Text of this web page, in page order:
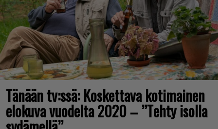
Tänään tv:ssä: Koskettava kotimainen
elokuva vuodelta 2020 – ”Tehty isolla